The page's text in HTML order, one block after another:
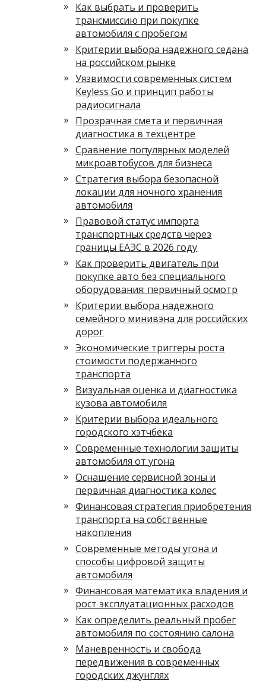
Как выбрать и проверить
трансмиссию при покупке
автомобиля с пробегом
Критерии выбора надежного седана
на российском рынке
Уязвимости современных систем
Keyless Go и принцип работы
радиосигнала
Прозрачная смета и первичная
диагностика в техцентре
Сравнение популярных моделей
микроавтобусов для бизнеса
Стратегия выбора безопасной
локации для ночного хранения
автомобиля
Правовой статус импорта
транспортных средств через
границы ЕАЭС в 2026 году
Как проверить двигатель при
покупке авто без специального
оборудования: первичный осмотр
Критерии выбора надежного
семейного минивэна для российских
дорог
Экономические триггеры роста
стоимости подержанного
транспорта
Визуальная оценка и диагностика
кузова автомобиля
Критерии выбора идеального
городского хэтчбека
Современные технологии защиты
автомобиля от угона
Оснащение сервисной зоны и
первичная диагностика колес
Финансовая стратегия приобретения
транспорта на собственные
накопления
Современные методы угона и
способы цифровой защиты
автомобиля
Финансовая математика владения и
рост эксплуатационных расходов
Как определить реальный пробег
автомобиля по состоянию салона
Маневренность и свобода
передвижения в современных
городских джунглях